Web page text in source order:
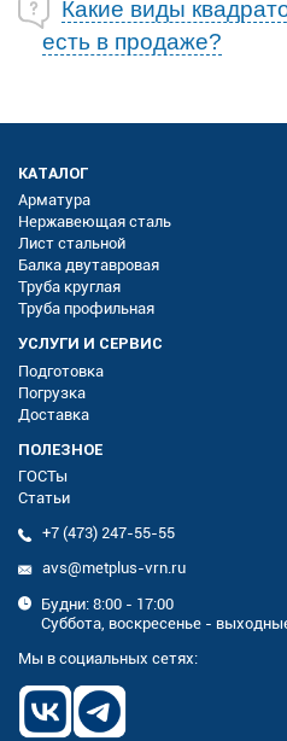
Какие виды
есть в продаже?
КАТАЛОГ
Арматура
Нержавеющая сталь
Лист стальной
Балка двутавровая
Труба круглая
Труба профильная
УСЛУГИ И СЕРВИС
Подготовка
Погрузка
Доставка
ПОЛЕЗНОЕ
ГОСТы
Статьи
+7 (473) 247-55-55
avs@metplus-vrn.ru
Будни: 8:00 - 17:00
Суббота, воскресенье -
Мы в социальных сетях: